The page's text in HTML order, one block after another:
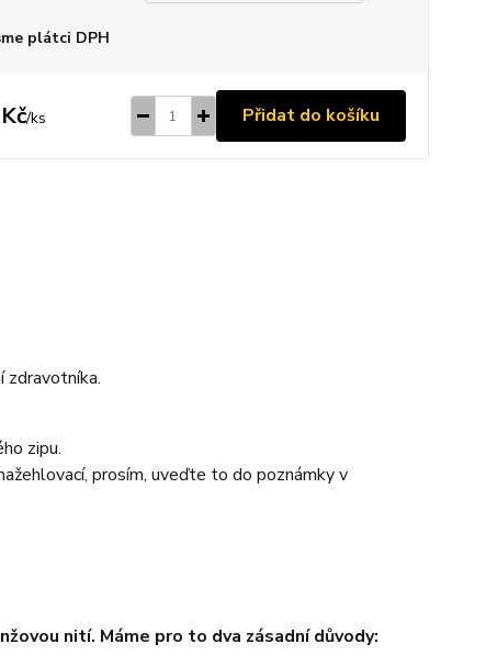
plátci DPH
/ks Přidat do košíku
zdravotníka.
zipu.
prosím, uveďte to do poznámky v
nití. Máme pro to dva zásadní důvody: